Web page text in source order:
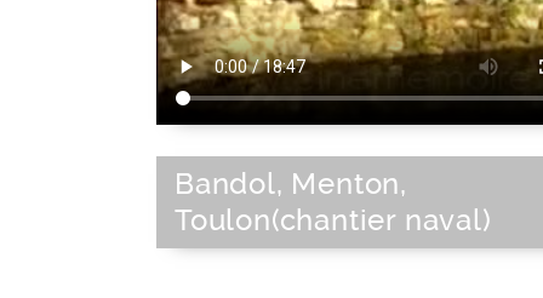
Bandol, Menton,
Toulon(chantier naval)